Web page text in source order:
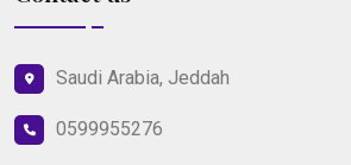
Saudi Arabia, Jeddah
0599955276